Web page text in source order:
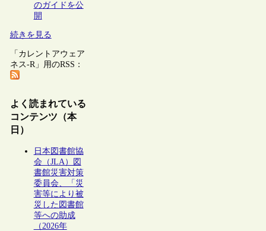
のガイドを公
開
続きを見る
「カレントアウェア
ネス-R」用のRSS：
よく読まれている
コンテンツ（本
日）
日本図書館協
会（JLA）図
書館災害対策
委員会、「災
害等により被
災した図書館
等への助成
（2026年